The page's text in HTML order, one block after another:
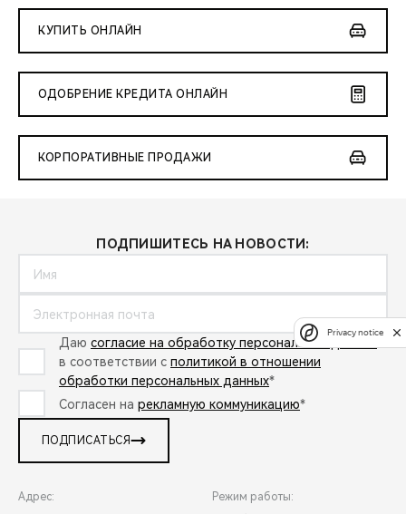
КУПИТЬ ОНЛАЙН
ОДОБРЕНИЕ КРЕДИТА ОНЛАЙН
КОРПОРАТИВНЫЕ ПРОДАЖИ
ПОДПИШИТЕСЬ НА НОВОСТИ:
Даю согласие на обработку персональных данных
в соответствии с политикой в отношении
обработки персональных данных*
Согласен на рекламную коммуникацию*
ПОДПИСАТЬСЯ
Адрес: Режим работы:
Privacy notice